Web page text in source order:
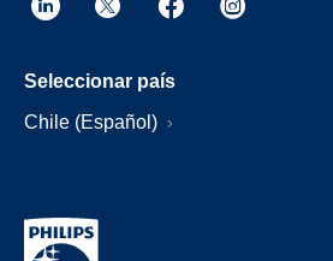
Seleccionar país
Chile (Español)